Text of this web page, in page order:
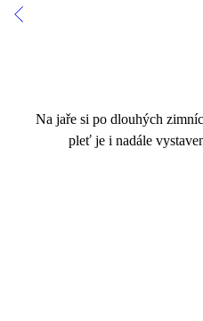
Na jaře si po dlouhých
pleť je i nadále